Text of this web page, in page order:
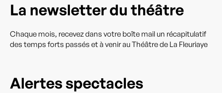
La newsletter du théâtre
Chaque mois, recevez dans votre boîte mail un récapitulatif
des temps forts passés et à venir au Théâtre de La Fleuriaye
Alertes spectacles